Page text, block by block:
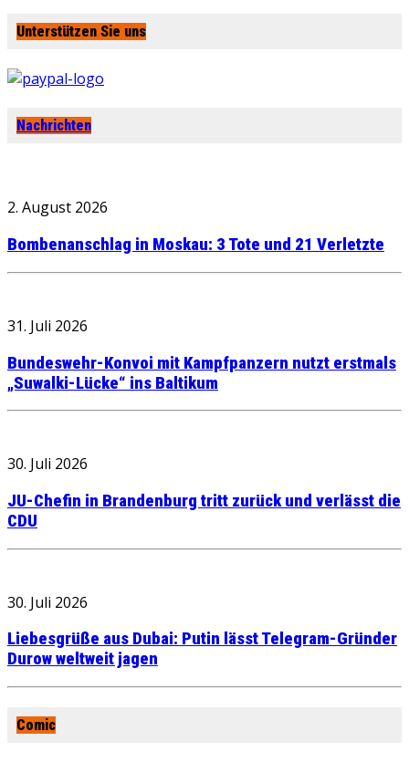
Unterstützen Sie uns
Nachrichten
2. August 2026
Bombenanschlag in Moskau: 3 Tote und 21 Verletzte
31. Juli 2026
Bundeswehr-Konvoi mit Kampfpanzern nutzt erstmals
„Suwalki-Lücke“ ins Baltikum
30. Juli 2026
JU-Chefin in Brandenburg tritt zurück und verlässt die
CDU
30. Juli 2026
Liebesgrüße aus Dubai: Putin lässt Telegram-Gründer
Durow weltweit jagen
Comic